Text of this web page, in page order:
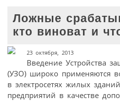
Ложные
кто виноват и
23 октября, 2013
Введение Устройства
(УЗО) широко применяются
в электросетях жилых
предприятий в качестве